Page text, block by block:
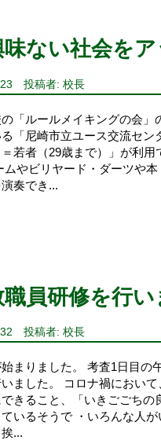
ない社会をア
投稿者: 校長
「ルールメイキングの会
「尼崎市立ユース交流セ
若者（29歳まで）」が利
ムやビリヤード・ダーツや
奏でき...
員研修を行い
投稿者: 校長
まりました。 考査1日目
ました。 コロナ禍におい
きること、「いきごごち
いるそうで ・いろんな人
...